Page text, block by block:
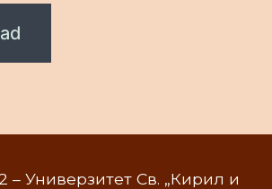
– Универзитет Св. „Кирил и